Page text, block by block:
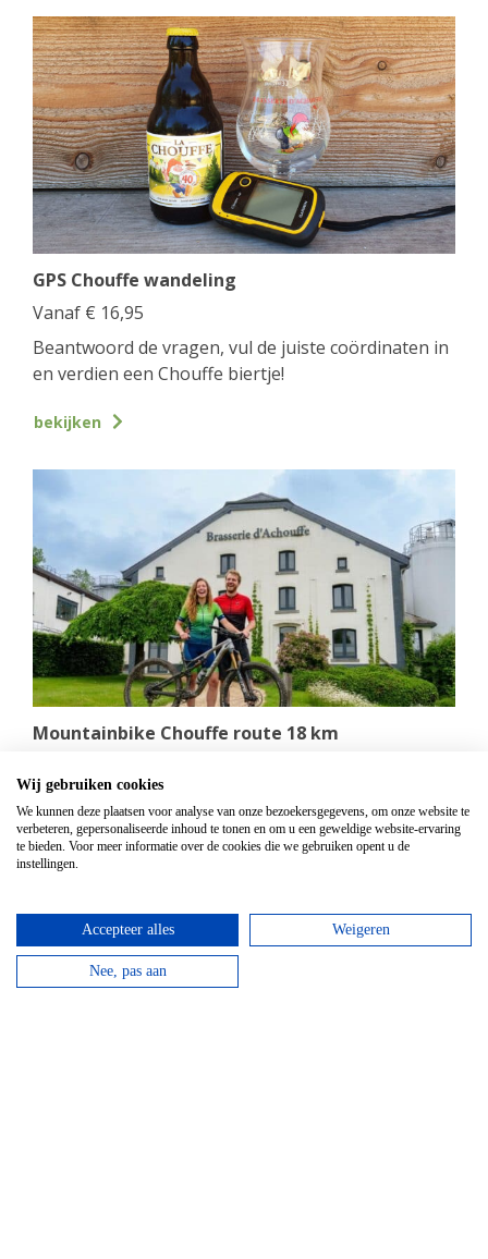
GPS Chouffe wandeling
Vanaf € 16,95
Beantwoord de vragen, vul de juiste coördinaten in
en verdien een Chouffe biertje!
bekijken
Mountainbike Chouffe route 18 km
Huur een mountainbike voor een halve dag en fiets
langs de beroemde Achouffe brouwerij.
bekijken
Top hotels
Wij gebruiken cookies
We kunnen deze plaatsen voor analyse van onze bezoekersgegevens, om onze website te
verbeteren, gepersonaliseerde inhoud te tonen en om u een geweldige website-ervaring
te bieden. Voor meer informatie over de cookies die we gebruiken opent u de
instellingen.
Accepteer alles Weigeren
Nee, pas aan